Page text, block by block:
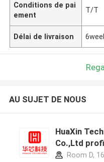
Conditions de pai
ement
T/T
Délai de livraison
AU SUJET DE NOUS
HuaXin
Co.,Ltd
Room D,